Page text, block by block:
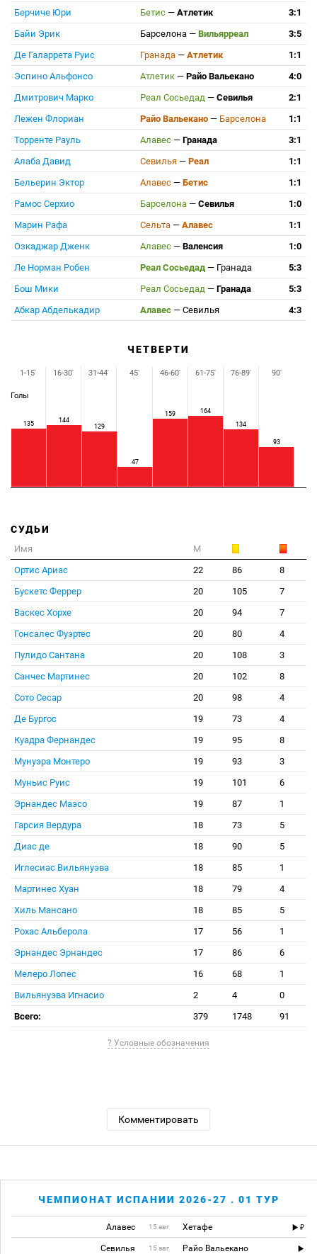
Берчиче Юри Бетис — Атлетик
3:1
Байи Эрик
Барселона — Вильярреал
3:5
Де Галаррета Руис
Гранада — Атлетик
1:1
Эспино Альфонсо
Атлетик — Райо Вальекано
4:0
Дмитрович Марко
Реал Сосьедад — Севилья
2:1
Лежен Флориан
Райо Вальекано — Барселона
1:1
Торренте Рауль
Алавес — Гранада
3:1
Алаба Давид
Севилья — Реал
1:1
Бельерин Эктор
Алавес — Бетис
1:1
Рамос Серхио
Барселона — Севилья
1:0
Марин Рафа
Сельта — Алавес
1:1
Озкаджар Дженк
Алавес — Валенсия
1:0
Ле Норман Робен
Реал Сосьедад — Гранада
5:3
Бош Мики
Реал Сосьедад — Гранада
5:3
Абкар Абделькадир
Алавес — Севилья 4:3
ЧЕТВЕРТИ
Голы
135
144
129
47
159
164
134
93
1-15' 16-30' 31-44' 45' 46-60' 61-75' 76-89' 90'
СУДЬИ
Имя
М
Ортис Ариас
22 86
8
Бускетс Феррер
20 105
7
Васкес Хорхе
20 94
7
Гонсалес Фуэртес
20 80
4
Пулидо Сантана
20 108
3
Санчес Мартинес
20 102
8
Сото Сесар
20 98
4
Де Бургос
19 73
4
Куадра Фернандес
19 95
8
Мунуэра Монтеро
19 93
3
Муньис Руис
19 101
6
Эрнандес Маэсо
19 87
1
Гарсия Вердура
18 73
5
Диас де
18 90
5
Иглесиас Вильянуэва
18 85
1
Мартинес Хуан
18 79
4
Хиль Мансано
18 85
5
Рохас Альберола
17 56
1
Эрнандес Эрнандес
17 86
6
Мелеро Лопес
16 68
1
Вильянуэва Игнасио
2 4
0
Всего:
379 1748 91
? Условные обозначения
Комментировать
ЧЕМПИОНАТ ИСПАНИИ 2026-27 . 01 ТУР
Алавес 15 авг Хетафе
Севилья 15 авг Райо Вальекано